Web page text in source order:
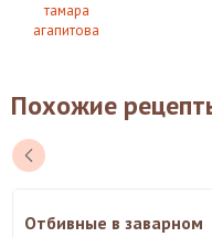
тамара
агапитова
Похожие
Отбивные в заварном